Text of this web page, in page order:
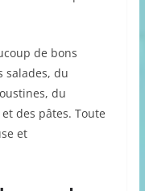
de bons
salades, du
du
des pâtes. Toute
et